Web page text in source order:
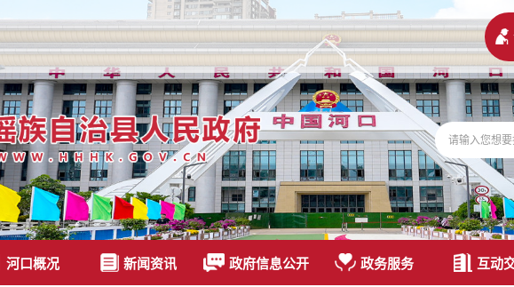
河口概况 新闻资讯 政府信息公开 政务服务 互动